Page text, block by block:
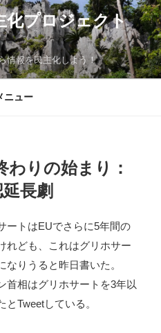
化プロジェクト
情報を民主化しよう！
ニュー
わりの始まり：
長劇
トはEUでさらに5年間の
れども、これはグリホサー
なりうると昨日書いた。
相はグリホサートを3年以
Tweetしている。